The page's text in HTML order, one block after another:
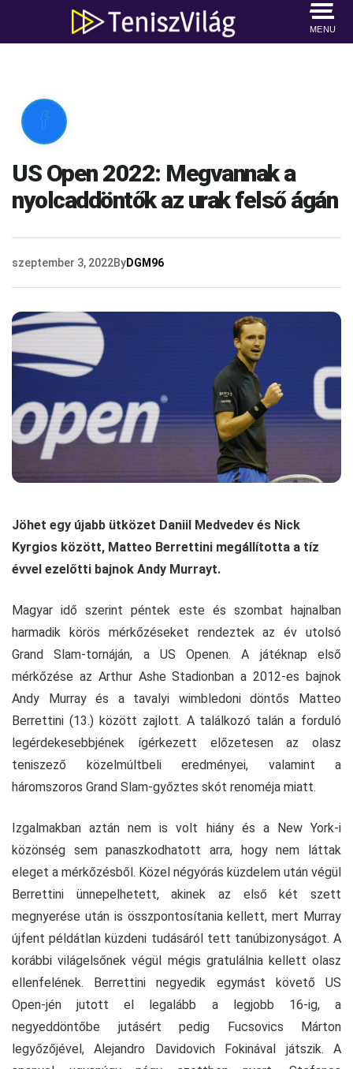
MENU

US Open 2022: Megvannak a
nyolcaddöntők az urak felső ágán
szeptember 3, 2022ByDGM96
Jöhet egy újabb ütközet Daniil Medvedev és Nick
Kyrgios között, Matteo Berrettini megállította a tíz
évvel ezelőtti bajnok Andy Murrayt.
Magyar idő szerint péntek este és szombat hajnalban
harmadik körös mérkőzéseket rendeztek az év utolsó
Grand Slam-tornáján, a US Openen. A játéknap első
mérkőzése az Arthur Ashe Stadionban a 2012-es bajnok
Andy Murray és a tavalyi wimbledoni döntős Matteo
Berrettini (13.) között zajlott. A találkozó talán a forduló
legérdekesebbjének ígérkezett előzetesen az olasz
teniszező közelmúltbeli eredményei, valamint a
háromszoros Grand Slam-győztes skót renoméja miatt.
Izgalmakban aztán nem is volt hiány és a New York-i
közönség sem panaszkodhatott arra, hogy nem láttak
eleget a mérkőzésből. Közel négyórás küzdelem után végül
Berrettini ünnepelhetett, akinek az első két szett
megnyerése után is összpontosítania kellett, mert Murray
újfent példátlan küzdeni tudásáról tett tanúbizonyságot. A
korábbi világelsőnek végül mégis gratulálnia kellett olasz
ellenfelének. Berrettini negyedik egymást követő US
Open-jén jutott el legalább a legjobb 16-ig, a
negyeddöntőbe jutásért pedig Fucsovics Márton
legyőzőjével, Alejandro Davidovich Fokinával játszik. A